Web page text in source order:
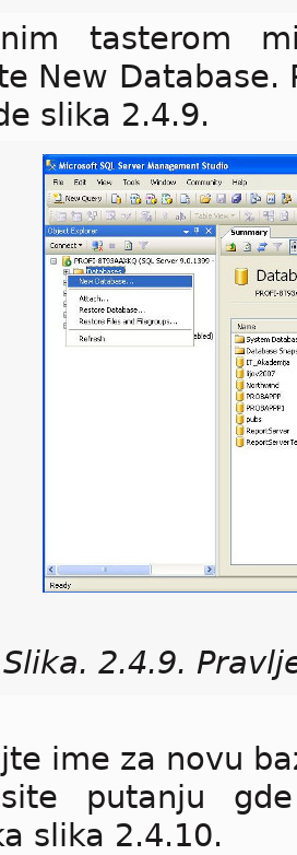
tasterom
New Database.
slika 2.4.9.
Slika. 2.4.9.
ime za novu
putanju
slika 2.4.10.